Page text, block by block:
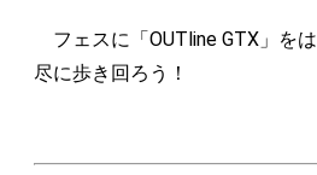
フェスに「OUTline GTX」を
尽に歩き回ろう！